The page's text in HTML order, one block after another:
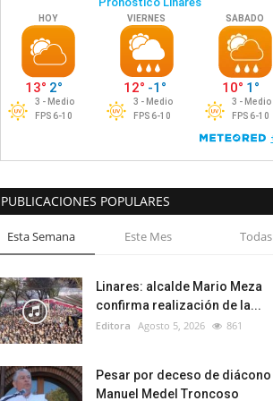
PUBLICACIONES POPULARES
Esta Semana Este Mes Todas
Linares: alcalde Mario Meza
confirma realización de la...
Editora Agosto 5, 2026 861
Pesar por deceso de diácono
Manuel Medel Troncoso